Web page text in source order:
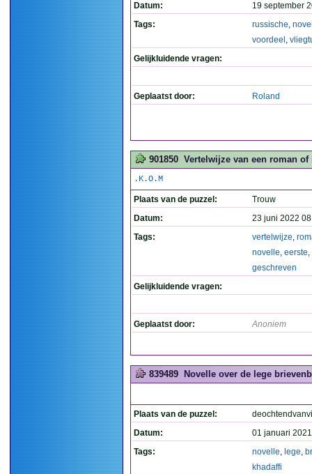
Datum:
19 september
Tags:
russische,
voordeel ,
Gelijkluidende vragen:
Geplaatst door: Roland
901850 Vertelwijze van een roman
.K.O.M
Plaats van de puzzel:
Trouw
Datum:
23 juni 2022
Tags:
vertelwijze,
novelle, eerste,
geschreven
Gelijkluidende vragen:
Geplaatst door: Anoniem
839489 Novelle over de lege
Plaats van de puzzel:
Datum:
01 januari
Tags:
novelle, lege,
khadaffi